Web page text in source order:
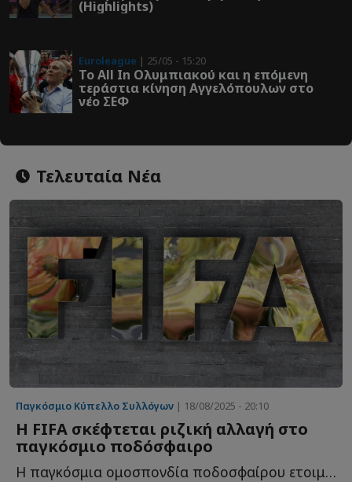
(Highlights)
Euroleague | 25/05 - 15:20
Το All In Ολυμπιακού και η επόμενη
τεράστια κίνηση Αγγελόπουλων στο
νέο ΣΕΦ
Τελευταία Νέα
Παγκόσμιο Κύπελλο Συλλόγων | 18/08/2025 - 20:10
Η FIFA σκέφτεται ριζική αλλαγή στο
παγκόσμιο ποδόσφαιρο
Η παγκόσμια ομοσπονδία ποδοσφαίρου ετοιμάζεται για μ...